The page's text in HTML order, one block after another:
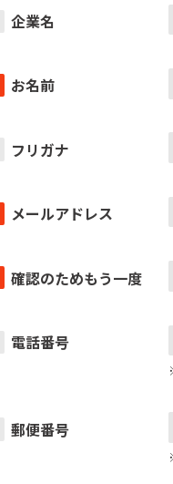
企業名
お名前
フリガナ
メールアドレス
確認のためもう一度
電話番号
郵便番号